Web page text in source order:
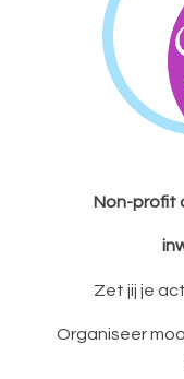
Non-profit
Zet jij je
Organiseer